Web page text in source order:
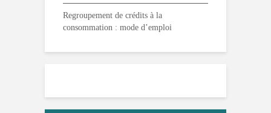
Regroupement de crédits à la
consommation : mode d’emploi